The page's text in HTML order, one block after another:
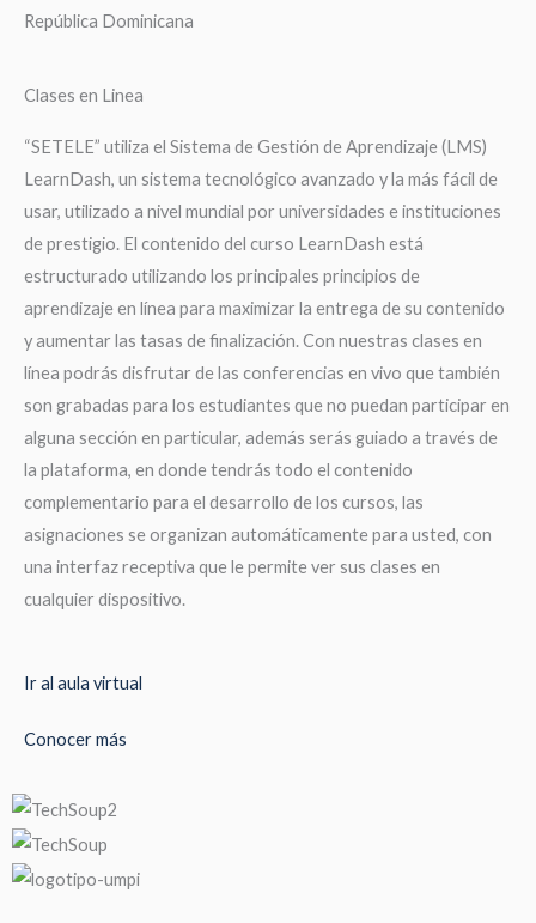
República Dominicana
Clases en Linea
“SETELE” utiliza el Sistema de Gestión de Aprendizaje (LMS)
LearnDash, un sistema tecnológico avanzado y la más fácil de
usar, utilizado a nivel mundial por universidades e instituciones
de prestigio. El contenido del curso LearnDash está
estructurado utilizando los principales principios de
aprendizaje en línea para maximizar la entrega de su contenido
y aumentar las tasas de finalización. Con nuestras clases en
línea podrás disfrutar de las conferencias en vivo que también
son grabadas para los estudiantes que no puedan participar en
alguna sección en particular, además serás guiado a través de
la plataforma, en donde tendrás todo el contenido
complementario para el desarrollo de los cursos, las
asignaciones se organizan automáticamente para usted, con
una interfaz receptiva que le permite ver sus clases en
cualquier dispositivo.
Ir al aula virtual
Conocer más